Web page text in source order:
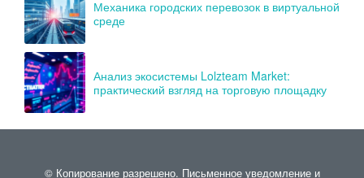
Механика городских перевозок в виртуальной
среде
Анализ экосистемы Lolzteam Market:
практический взгляд на торговую площадку
© Копирование разрешено. Письменное уведомление и